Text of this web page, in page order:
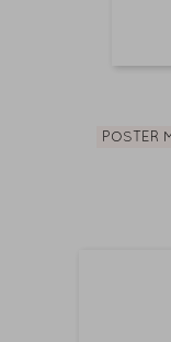
POSTER